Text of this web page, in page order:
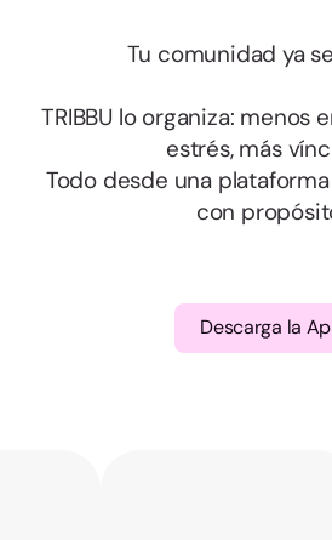
Cádiz
Jaén
Tu comunidad ya
TRIBBU lo organiza: menos
estrés, más
Todo desde una
con
Descarga la